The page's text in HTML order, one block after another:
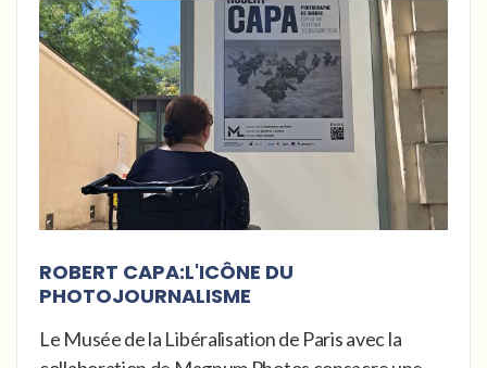
ROBERT CAPA:L'ICÔNE DU
PHOTOJOURNALISME
Le Musée de la Libéralisation de Paris avec la